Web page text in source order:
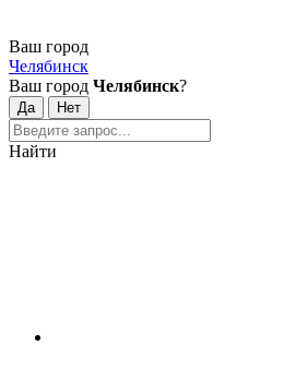
Ваш город
Челябинск
Ваш город Челябинск?
Найти